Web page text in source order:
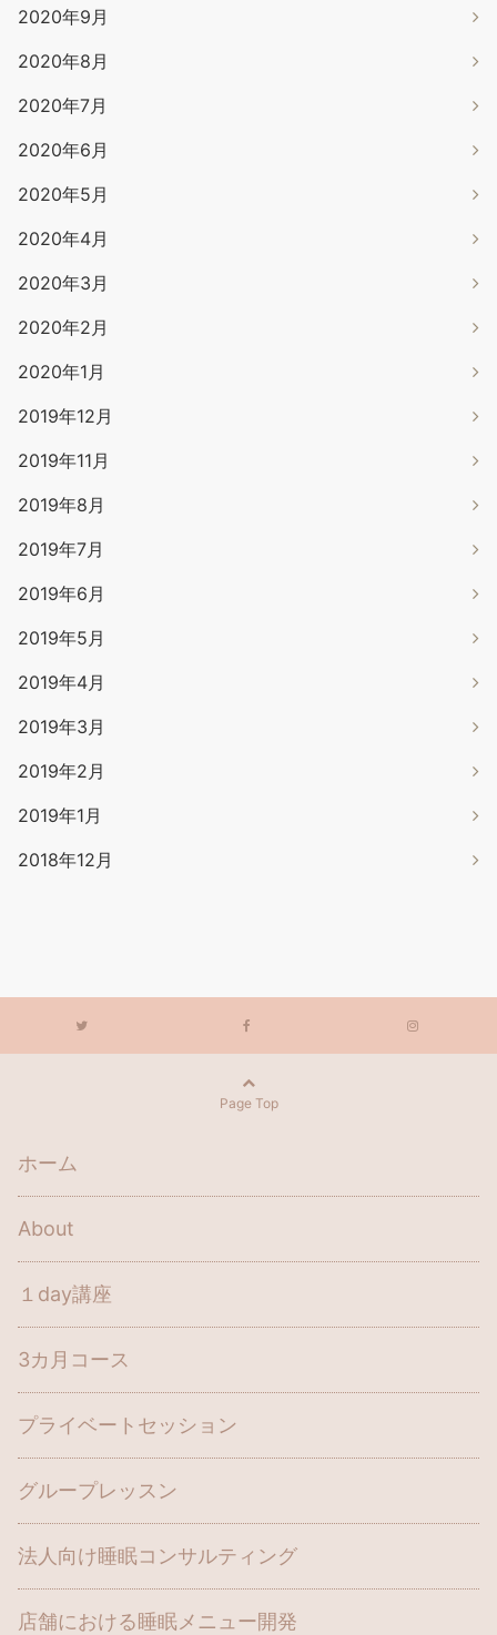
2020年9月
2020年8月
2020年7月
2020年6月
2020年5月
2020年4月
2020年3月
2020年2月
2020年1月
2019年12月
2019年11月
2019年8月
2019年7月
2019年6月
2019年5月
2019年4月
2019年3月
2019年2月
2019年1月
2018年12月
Page Top
ホーム
About
１day講座
3カ月コース
プライベートセッション
グループレッスン
法人向け睡眠コンサルティング
店舗における睡眠メニュー開発